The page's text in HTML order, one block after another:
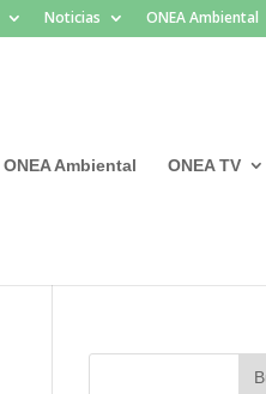
Noticias ONEA Ambiental
ONEA Ambiental ONEA TV